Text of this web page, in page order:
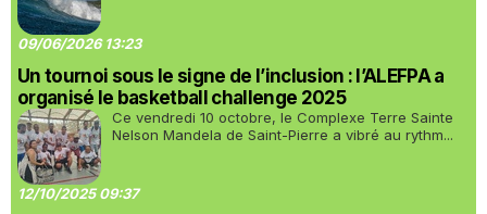
09/06/2026 13:23
Un tournoi sous le signe de l’inclusion : l’ALEFPA a
organisé le basketball challenge 2025
Ce vendredi 10 octobre, le Complexe Terre Sainte
Nelson Mandela de Saint-Pierre a vibré au rythm...
12/10/2025 09:37